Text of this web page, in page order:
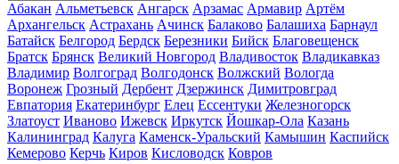
Абакан Альметьевск Ангарск Арзамас Армавир Артём
Архангельск Астрахань Ачинск Балаково Балашиха Барнаул
Батайск Белгород Бердск Березники Бийск Благовещенск
Братск Брянск Великий Новгород Владивосток Владикавказ
Владимир Волгоград Волгодонск Волжский Вологда
Воронеж Грозный Дербент Дзержинск Димитровград
Евпатория Екатеринбург Елец Ессентуки Железногорск
Златоуст Иваново Ижевск Иркутск Йошкар-Ола Казань
Калининград Калуга Каменск-Уральский Камышин Каспийск
Кемерово Керчь Киров Кисловодск Ковров